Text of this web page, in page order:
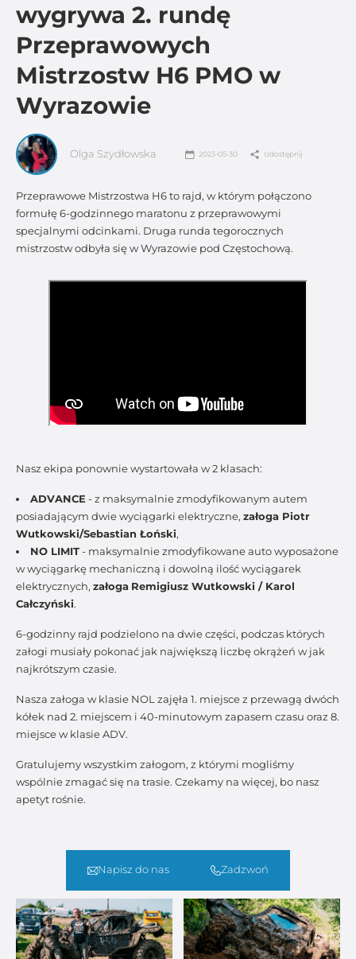
wygrywa 2. rundę
Przeprawowych
Mistrzostw H6 PMO w
Wyrazowie
Olga Szydłowska 2023-05-30 Udostępnij
Przeprawowe Mistrzostwa H6 to rajd, w którym połączono
formułę 6-godzinnego maratonu z przeprawowymi
specjalnymi odcinkami. Druga runda tegorocznych
mistrzostw odbyła się w Wyrazowie pod Częstochową.
Nasz ekipa ponownie wystartowała w 2 klasach:
ADVANCE - z maksymalnie zmodyfikowanym autem
posiadającym dwie wyciągarki elektryczne, załoga Piotr
Wutkowski/Sebastian Łoński,
NO LIMIT- maksymalnie zmodyfikowane auto wyposażone
w wyciągarkę mechaniczną i dowolną ilość wyciągarek
elektrycznych, załoga Remigiusz Wutkowski / Karol
Całczyński.
6-godzinny rajd podzielono na dwie części, podczas których
załogi musiały pokonać jak największą liczbę okrążeń w jak
najkrótszym czasie.
Nasza załoga w klasie NOL zajęła 1. miejsce z przewagą dwóch
kółek nad 2. miejscem i 40-minutowym zapasem czasu oraz 8.
miejsce w klasie ADV.
Gratulujemy wszystkim załogom, z którymi mogliśmy
wspólnie zmagać się na trasie. Czekamy na więcej, bo nasz
apetyt rośnie.
Napisz do nas Zadzwoń